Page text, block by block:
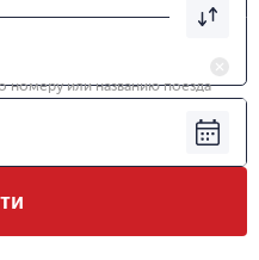
номеру или названию поезда